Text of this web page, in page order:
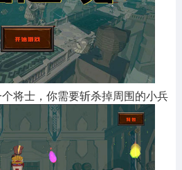
将士，你需要斩杀掉周围的小兵